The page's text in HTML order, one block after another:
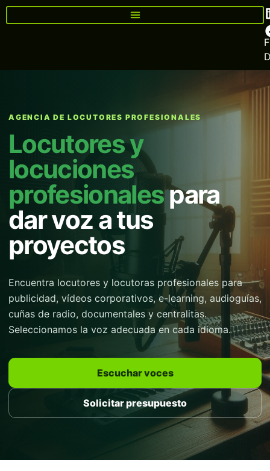
AGENCIA DE LOCUTORES PROFESIONALES
Locutores y
locuciones
profesionalespara
dar voz a tus
proyectos
Encuentra locutores y locutoras profesionales para
publicidad, vídeos corporativos, e-learning, audioguías,
cuñas de radio, documentales y centralitas.
Seleccionamos la voz adecuada en cada idioma.
Escuchar voces
Solicitar presupuesto